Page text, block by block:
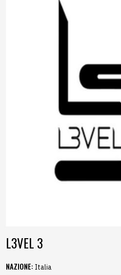
L3VEL 3
NAZIONE: Italia